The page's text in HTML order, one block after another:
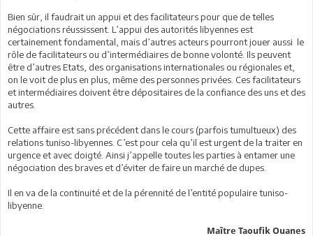
Bien sûr, il faudrait un appui et des facilitateurs pour que de telles
négociations réussissent. L’appui des autorités libyennes est
certainement fondamental, mais d’autres acteurs pourront jouer aussi le
rôle de facilitateurs ou d’intermédiaires de bonne volonté. Ils peuvent
être d’autres Etats, des organisations internationales ou régionales et,
on le voit de plus en plus, même des personnes privées. Ces facilitateurs
et intermédiaires doivent être dépositaires de la confiance des uns et des
autres.
Cette affaire est sans précédent dans le cours (parfois tumultueux) des
relations tuniso-libyennes. C’est pour cela qu’il est urgent de la traiter en
urgence et avec doigté. Ainsi j’appelle toutes les parties à entamer une
négociation des braves et d’éviter de faire un marché de dupes.
Il en va de la continuité et de la pérennité de l’entité populaire tuniso-
libyenne.
Maître Taoufik Ouanes